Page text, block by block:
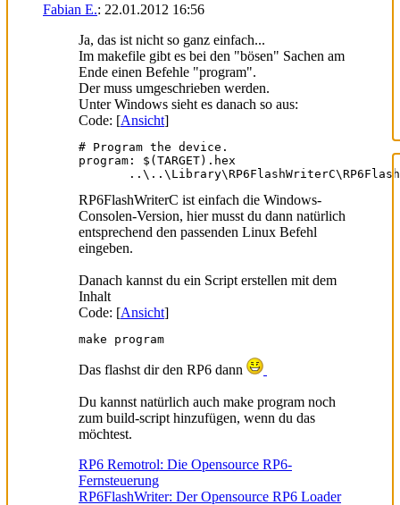
Fabian E.: 22.01.2012 16:56
Ja, das ist nicht so ganz einfach...
Im makefile gibt es bei den "bösen" Sachen am
Ende einen Befehle "program".
Der muss umgeschrieben werden.
Unter Windows sieht es danach so aus:
Code: [Ansicht]
# Program the device.
program: $(TARGET).hex
RP6FlashWriterC ist einfach die Windows-
Consolen-Version, hier musst du dann natürlich
entsprechend den passenden Linux Befehl
eingeben.
Danach kannst du ein Script erstellen mit dem
Inhalt
Code: [Ansicht]
make program
Das flashst dir den RP6 dann
Du kannst natürlich auch make program noch
zum build-script hinzufügen, wenn du das
möchtest.
RP6 Remotrol: Die Opensource RP6-
Fernsteuerung
RP6FlashWriter: Der Opensource RP6 Loader